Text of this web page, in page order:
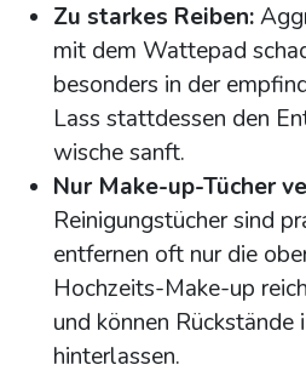
Zu starkes Reiben:
mit dem Wattepad
besonders in der
Lass stattdessen den
wische sanft.
Nur Make-up-Tücher
Reinigungstücher sind
entfernen oft nur die
Hochzeits-Make-up
und können Rückstände
hinterlassen.